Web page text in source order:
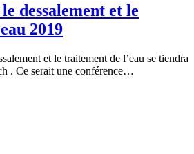
dessalement et le
2019
et le traitement de l’eau se tiendra
. Ce serait une conférence…